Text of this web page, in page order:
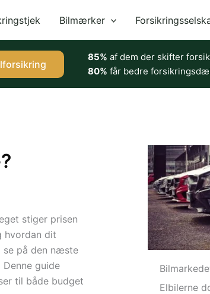
Bilmærker
85% af dem der skifter
80% får bedre
stiger prisen
hvordan dit
se på den næste
guide
til både budget
Elbilerne